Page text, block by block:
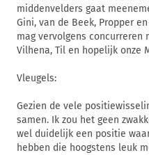
middenvelders gaat
Gini, van de Beek, Propper
mag vervolgens concurreren
Vilhena, Til en hopelijk onze
Vleugels:
Gezien de vele
samen. Ik zou het geen
wel duidelijk een positie
hebben die hoogstens leuk